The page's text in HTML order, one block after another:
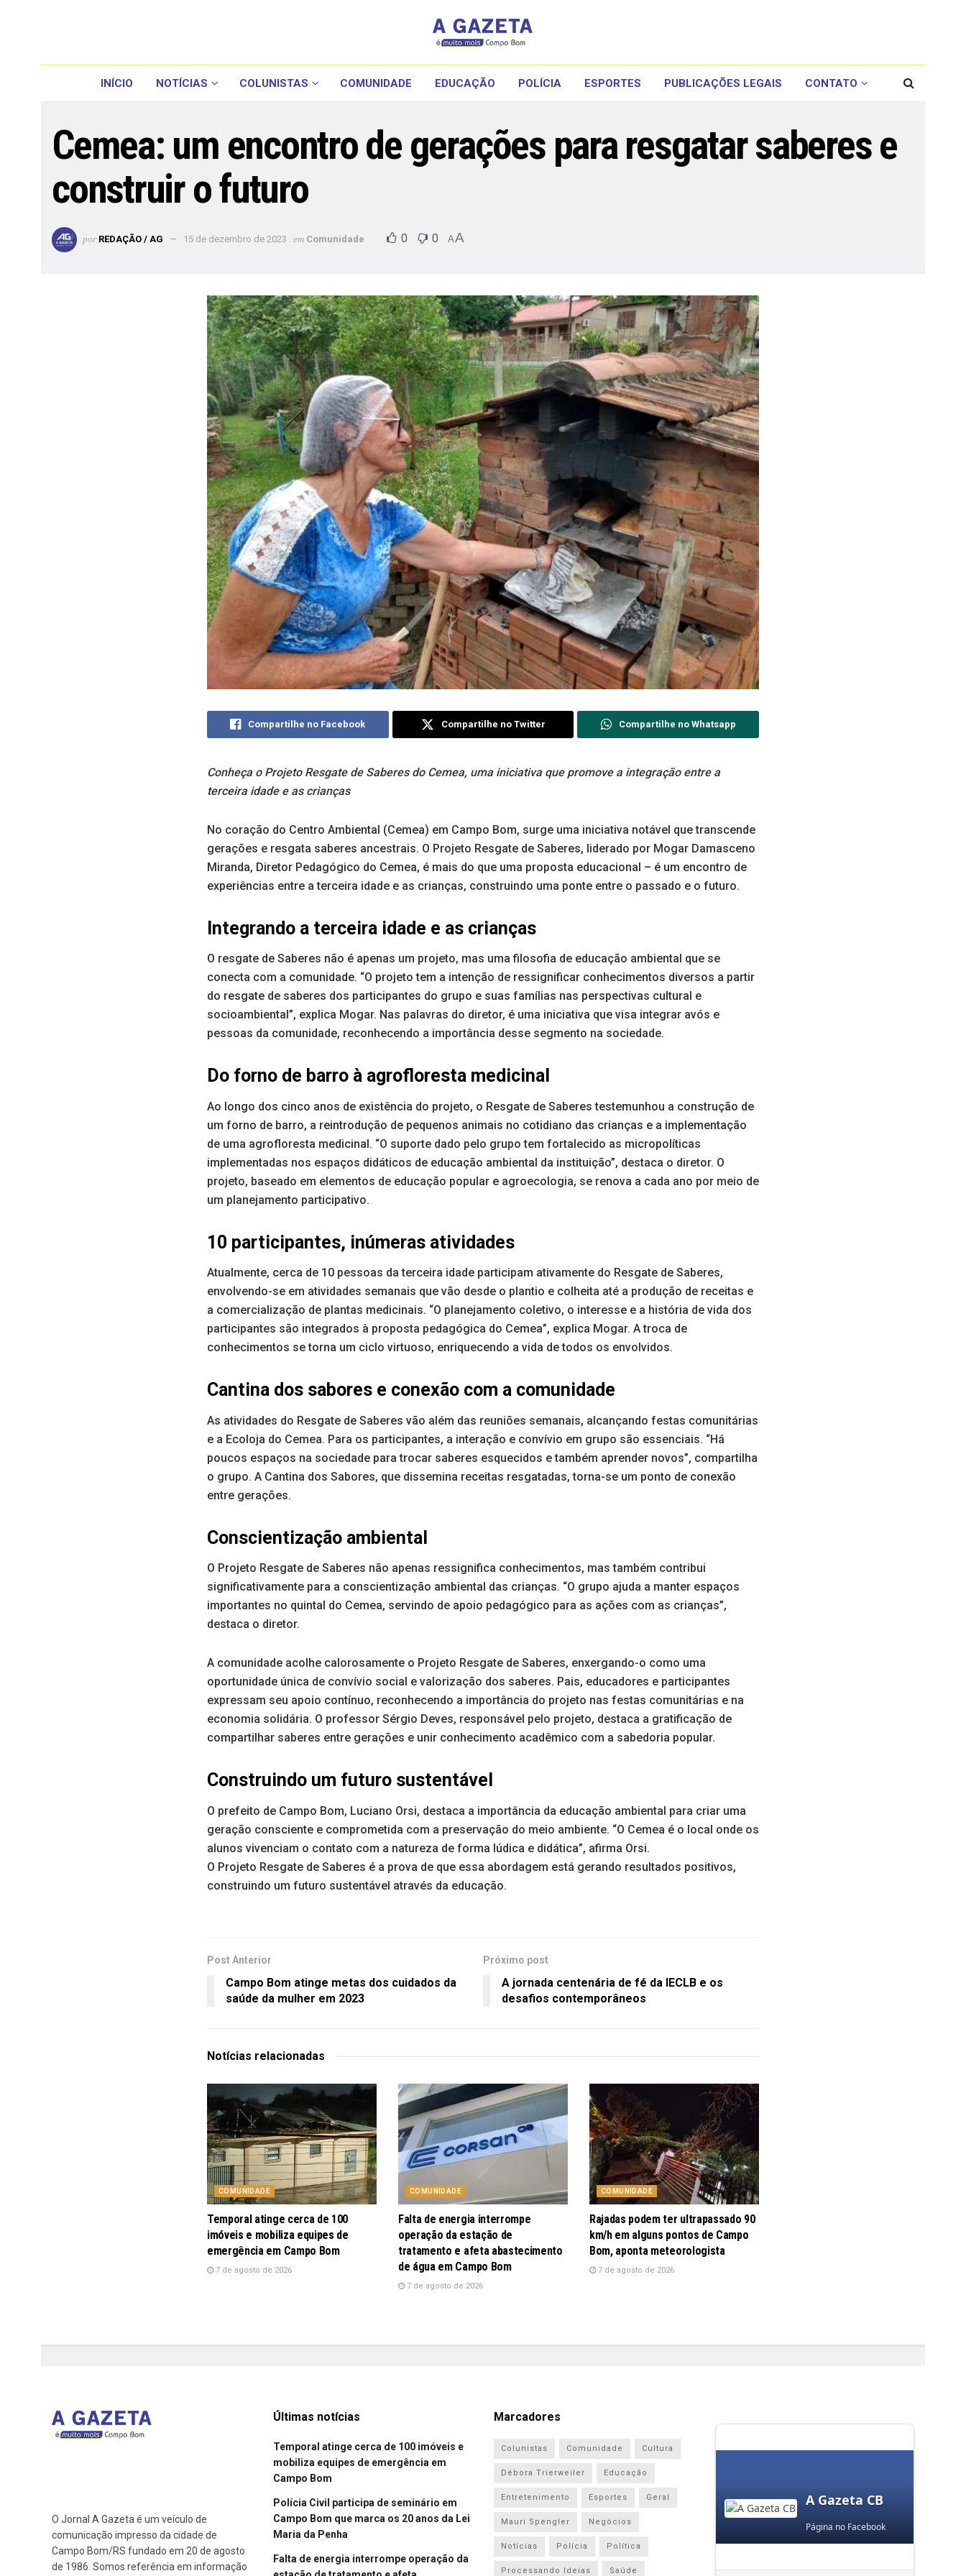
INÍCIO NOTÍCIAS COLUNISTAS COMUNIDADE EDUCAÇÃO POLÍCIA ESPORTES PUBLICAÇÕES LEGAIS CONTATO
Cemea: um encontro de gerações para resgatar saberes e
construir o futuro
por REDAÇÃO / AG 15 de dezembro de 2023 em Comunidade 0 0 AA
Compartilhe no Facebook Compartilhe no Twitter Compartilhe no Whatsapp
Conheça o Projeto Resgate de Saberes do Cemea, uma iniciativa que promove a integração entre a
terceira idade e as crianças
No coração do Centro Ambiental (Cemea) em Campo Bom, surge uma iniciativa notável que transcende
gerações e resgata saberes ancestrais. O Projeto Resgate de Saberes, liderado por Mogar Damasceno
Miranda, Diretor Pedagógico do Cemea, é mais do que uma proposta educacional – é um encontro de
experiências entre a terceira idade e as crianças, construindo uma ponte entre o passado e o futuro.
Integrando a terceira idade e as crianças
O resgate de Saberes não é apenas um projeto, mas uma filosofia de educação ambiental que se
conecta com a comunidade. “O projeto tem a intenção de ressignificar conhecimentos diversos a partir
do resgate de saberes dos participantes do grupo e suas famílias nas perspectivas cultural e
socioambiental”, explica Mogar. Nas palavras do diretor, é uma iniciativa que visa integrar avós e
pessoas da comunidade, reconhecendo a importância desse segmento na sociedade.
Do forno de barro à agrofloresta medicinal
Ao longo dos cinco anos de existência do projeto, o Resgate de Saberes testemunhou a construção de
um forno de barro, a reintrodução de pequenos animais no cotidiano das crianças e a implementação
de uma agrofloresta medicinal. “O suporte dado pelo grupo tem fortalecido as micropolíticas
implementadas nos espaços didáticos de educação ambiental da instituição”, destaca o diretor. O
projeto, baseado em elementos de educação popular e agroecologia, se renova a cada ano por meio de
um planejamento participativo.
10 participantes, inúmeras atividades
Atualmente, cerca de 10 pessoas da terceira idade participam ativamente do Resgate de Saberes,
envolvendo-se em atividades semanais que vão desde o plantio e colheita até a produção de receitas e
a comercialização de plantas medicinais. “O planejamento coletivo, o interesse e a história de vida dos
participantes são integrados à proposta pedagógica do Cemea”, explica Mogar. A troca de
conhecimentos se torna um ciclo virtuoso, enriquecendo a vida de todos os envolvidos.
Cantina dos sabores e conexão com a comunidade
As atividades do Resgate de Saberes vão além das reuniões semanais, alcançando festas comunitárias
e a Ecoloja do Cemea. Para os participantes, a interação e convívio em grupo são essenciais. “Há
poucos espaços na sociedade para trocar saberes esquecidos e também aprender novos”, compartilha
o grupo. A Cantina dos Sabores, que dissemina receitas resgatadas, torna-se um ponto de conexão
entre gerações.
Conscientização ambiental
O Projeto Resgate de Saberes não apenas ressignifica conhecimentos, mas também contribui
significativamente para a conscientização ambiental das crianças. “O grupo ajuda a manter espaços
importantes no quintal do Cemea, servindo de apoio pedagógico para as ações com as crianças”,
destaca o diretor.
A comunidade acolhe calorosamente o Projeto Resgate de Saberes, enxergando-o como uma
oportunidade única de convívio social e valorização dos saberes. Pais, educadores e participantes
expressam seu apoio contínuo, reconhecendo a importância do projeto nas festas comunitárias e na
economia solidária. O professor Sérgio Deves, responsável pelo projeto, destaca a gratificação de
compartilhar saberes entre gerações e unir conhecimento acadêmico com a sabedoria popular.
Construindo um futuro sustentável
O prefeito de Campo Bom, Luciano Orsi, destaca a importância da educação ambiental para criar uma
geração consciente e comprometida com a preservação do meio ambiente. “O Cemea é o local onde os
alunos vivenciam o contato com a natureza de forma lúdica e didática”, afirma Orsi.
O Projeto Resgate de Saberes é a prova de que essa abordagem está gerando resultados positivos,
construindo um futuro sustentável através da educação.
Post Anterior
Campo Bom atinge metas dos cuidados da
saúde da mulher em 2023
Próximo post
A jornada centenária de fé da IECLB e os
desafios contemporâneos
Notícias relacionadas
COMUNIDADE
Temporal atinge cerca de 100
imóveis e mobiliza equipes de
emergência em Campo Bom
7 de agosto de 2026
COMUNIDADE
Falta de energia interrompe
operação da estação de
tratamento e afeta abastecimento
de água em Campo Bom
7 de agosto de 2026
COMUNIDADE
Rajadas podem ter ultrapassado 90
km/h em alguns pontos de Campo
Bom, aponta meteorologista
7 de agosto de 2026
O Jornal A Gazeta é um veículo de
comunicação impresso da cidade de
Campo Bom/RS fundado em 20 de agosto
de 1986. Somos referência em informação
Últimas notícias
Temporal atinge cerca de 100 imóveis e
mobiliza equipes de emergência em
Campo Bom
Polícia Civil participa de seminário em
Campo Bom que marca os 20 anos da Lei
Maria da Penha
Falta de energia interrompe operação da
Marcadores
Colunistas Comunidade Cultura
Débora Trierweiler Educação
Entretenimento Esportes Geral
Mauri Spengler Negócios
Notícias Polícia Política
Processando Ideias Saúde
A Gazeta CB
Página no Facebook